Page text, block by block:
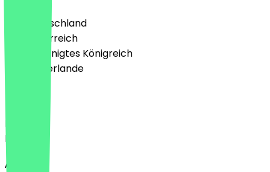
🇩🇪 Deutschland
🇦🇹 Österreich
🇬🇧 Vereinigtes Königreich
🇳🇱 Niederlande
Deutsch
English
About